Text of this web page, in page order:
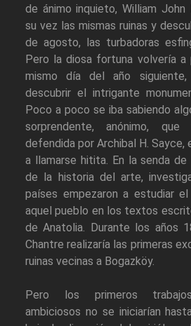
de ánimo inquieto, William
su vez las mismas ruinas y
de agosto, las turbadoras
Pero la diosa fortuna volvería a
mismo día del año
descubrir el intrigante
Poco a poco se iba sabiendo
sorprendente, anónimo,
defendida por Archibal H. Sayce,
a llamarse hitita. En la senda
de la historia del arte,
países empezaron a estudiar
aquel pueblo en los textos
de Anatolia. Durante los años
Chantre realizaría las primeras
ruinas vecinas a Bogazköy.
Pero los primeros trabajos
ambiciosos no se iniciarían